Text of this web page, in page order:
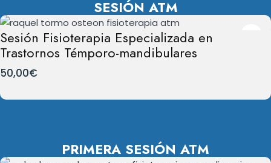
SESIÓN ATM
Sesión Fisioterapia Especializada en
Trastornos Témporo-mandibulares
50,00€
PRIMERA SESIÓN ATM